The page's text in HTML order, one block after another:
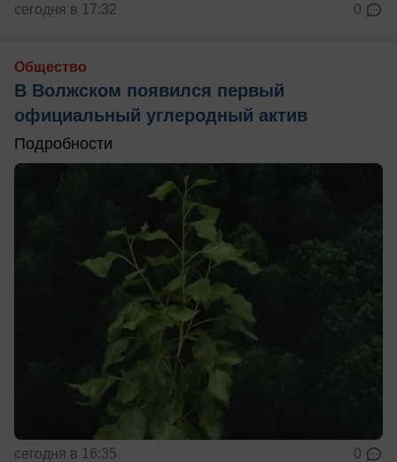
сегодня в 17:32 0
Общество
В Волжском появился первый
официальный углеродный актив
Подробности
сегодня в 16:35 0